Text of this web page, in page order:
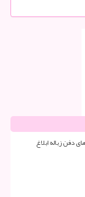
دفن زباله ابلاغ